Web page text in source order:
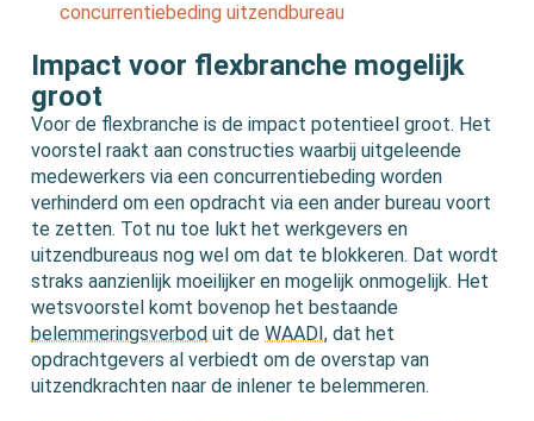
concurrentiebeding uitzendbureau
Impact voor flexbranche mogelijk
groot
Voor de flexbranche is de impact potentieel groot. Het
voorstel raakt aan constructies waarbij uitgeleende
medewerkers via een concurrentiebeding worden
verhinderd om een opdracht via een ander bureau voort
te zetten. Tot nu toe lukt het werkgevers en
uitzendbureaus nog wel om dat te blokkeren. Dat wordt
straks aanzienlijk moeilijker en mogelijk onmogelijk. Het
wetsvoorstel komt bovenop het bestaande
belemmeringsverbod uit deWAADI, dat het
opdrachtgevers al verbiedt om de overstap van
uitzendkrachten naar de inlener te belemmeren.